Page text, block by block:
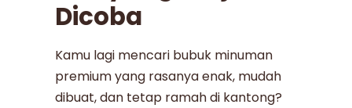
Dicoba
Kamu lagi mencari bubuk minuman
premium yang rasanya enak, mudah
dibuat, dan tetap ramah di kantong?